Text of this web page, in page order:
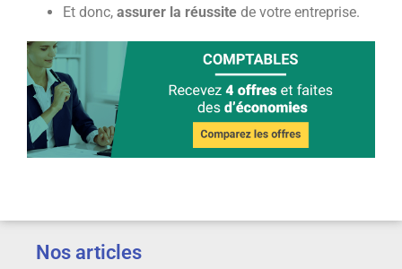
Et donc, assurer la réussite de votre entreprise.
Nos articles